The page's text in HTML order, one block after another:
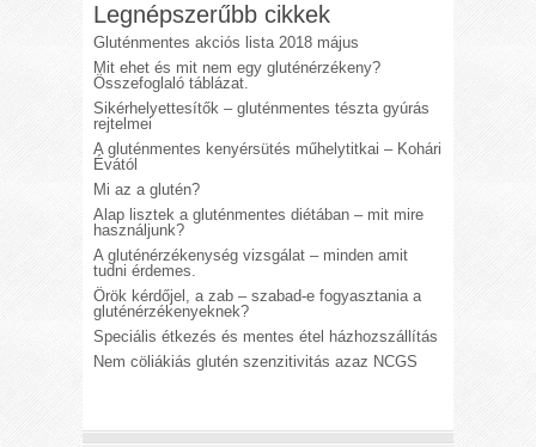
Legnépszerűbb cikkek
Gluténmentes akciós lista 2018 május
Mit ehet és mit nem egy gluténérzékeny?
Összefoglaló táblázat.
Sikérhelyettesítők – gluténmentes tészta gyúrás
rejtelmei
A gluténmentes kenyérsütés műhelytitkai – Kohári
Évától
Mi az a glutén?
Alap lisztek a gluténmentes diétában – mit mire
használjunk?
A gluténérzékenység vizsgálat – minden amit
tudni érdemes.
Örök kérdőjel, a zab – szabad-e fogyasztania a
gluténérzékenyeknek?
Speciális étkezés és mentes étel házhozszállítás
Nem cöliákiás glutén szenzitivitás azaz NCGS